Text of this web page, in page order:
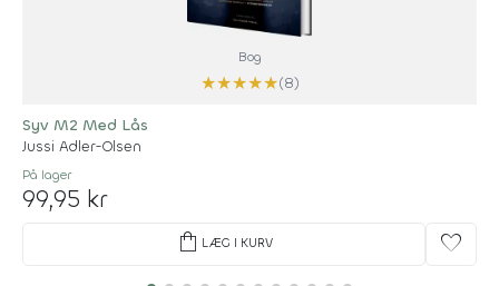
Bog
★★★★★(8)
Syv M2 Med Lås
Jussi Adler-Olsen
På lager
99,95 kr
shopping_bag LÆG I KURV favorite